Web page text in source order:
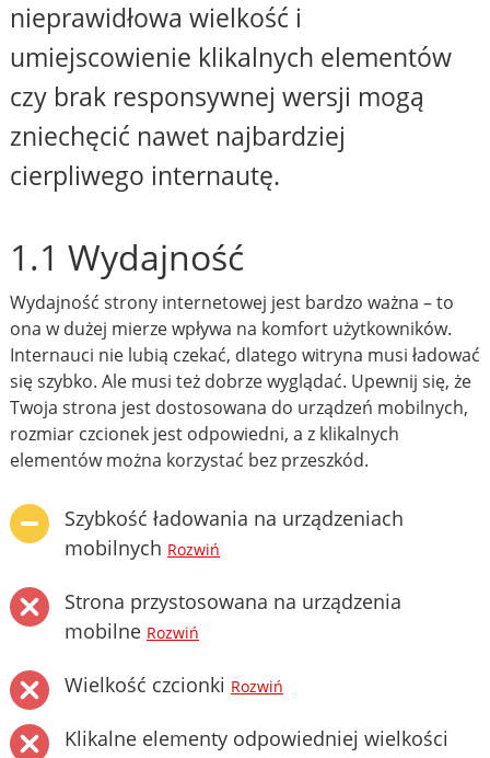
nieprawidłowa wielkość i
umiejscowienie klikalnych elementów
czy brak responsywnej wersji mogą
zniechęcić nawet najbardziej
cierpliwego internautę.
1.1 Wydajność
Wydajność strony internetowej jest bardzo ważna – to
ona w dużej mierze wpływa na komfort użytkowników.
Internauci nie lubią czekać, dlatego witryna musi ładować
się szybko. Ale musi też dobrze wyglądać. Upewnij się, że
Twoja strona jest dostosowana do urządzeń mobilnych,
rozmiar czcionek jest odpowiedni, a z klikalnych
elementów można korzystać bez przeszkód.
Szybkość ładowania na urządzeniach
mobilnych Rozwiń
Strona przystosowana na urządzenia
mobilne Rozwiń
Wielkość czcionki Rozwiń
Klikalne elementy odpowiedniej wielkości